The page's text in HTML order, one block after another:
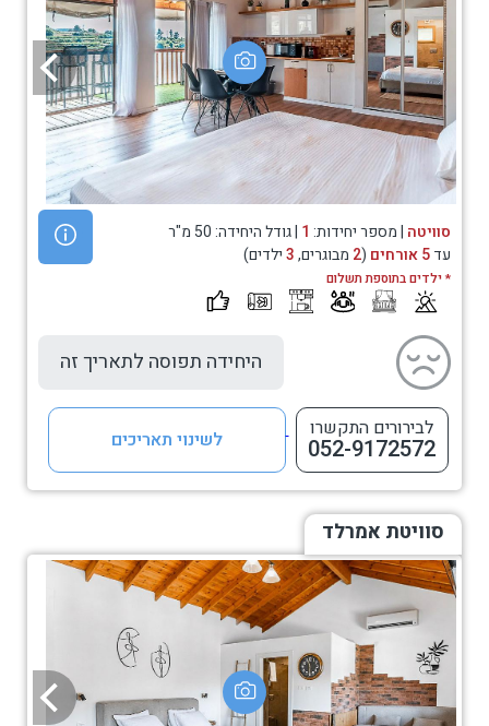
סוויטה | מספר יחידות: 1 | גודל היחידה: 50 מ"ר
עד5 אורחים (
2 מבוגרים,3ילדים)
* ילדים בתוספת תשלום
היחידה תפוסה לתאריך זה
לבירורים התקשרו
052-9172572 לשינוי תאריכים
סוויטת אמרלד